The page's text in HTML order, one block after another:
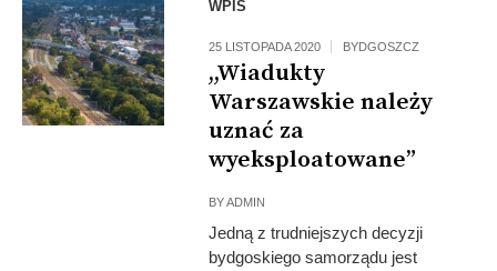
WPIS
25 LISTOPADA 2020 BYDGOSZCZ
,,Wiadukty
Warszawskie należy
uznać za
wyeksploatowane”
BYADMIN
Jedną z trudniejszych decyzji
bydgoskiego samorządu jest